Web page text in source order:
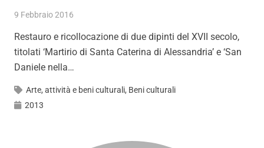
9 Febbraio 2016
Restauro e ricollocazione di due dipinti del XVII secolo,
titolati ‘Martirio di Santa Caterina di Alessandria’ e ‘San
Daniele nella…
Arte, attività e beni culturali, Beni culturali
2013